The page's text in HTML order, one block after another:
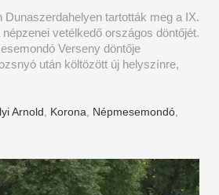
Dunaszerdahelyen tartották meg a IX.
vetélkedő országos döntőjét.
Verseny döntője
után költözött új helyszínre,
Arnold Korona Népmesemondó